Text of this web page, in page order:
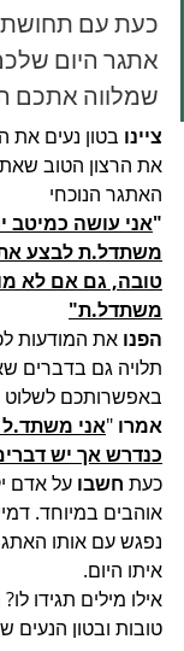
כעת עם תחושת
אתגר היום
שמלווה אתכם
ציינו בטון נעים את
את הרצון הטוב
האתגר הנוכחי
"אני עושה כמיטב
משתדל.ת לבצע
טובה, גם אם לא
משתדל.ת"
הפנו את המודעות
תלויה גם בדברים
באפשרותכם לשלוט
אמרו "אני
כנדרש אך יש
כעת חשבו על אדם
אוהבים במיוחד.
נפגש עם אותו
איתו היום.
אילו מילים תגידו לו?
טובות ובטון הנעים